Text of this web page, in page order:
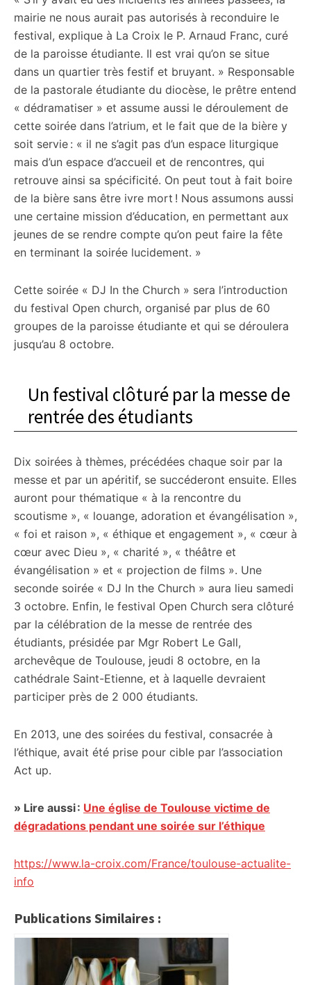
mairie ne nous aurait pas autorisés à reconduire le
festival, explique à La Croix le P. Arnaud Franc, curé
de la paroisse étudiante. Il est vrai qu’on se situe
dans un quartier très festif et bruyant. » Responsable
de la pastorale étudiante du diocèse, le prêtre entend
« dédramatiser » et assume aussi le déroulement de
cette soirée dans l’atrium, et le fait que de la bière y
soit servie : « il ne s’agit pas d’un espace liturgique
mais d’un espace d’accueil et de rencontres, qui
retrouve ainsi sa spécificité. On peut tout à fait boire
de la bière sans être ivre mort ! Nous assumons aussi
une certaine mission d’éducation, en permettant aux
jeunes de se rendre compte qu’on peut faire la fête
en terminant la soirée lucidement. »
Cette soirée « DJ In the Church » sera l’introduction
du festival Open church, organisé par plus de 60
groupes de la paroisse étudiante et qui se déroulera
jusqu’au 8 octobre.
Un festival clôturé par la messe de
rentrée des étudiants
Dix soirées à thèmes, précédées chaque soir par la
messe et par un apéritif, se succéderont ensuite. Elles
auront pour thématique « à la rencontre du
scoutisme », « louange, adoration et évangélisation »,
« foi et raison », « éthique et engagement », « cœur à
cœur avec Dieu », « charité », « théâtre et
évangélisation » et « projection de films ». Une
seconde soirée « DJ In the Church » aura lieu samedi
3 octobre. Enfin, le festival Open Church sera clôturé
par la célébration de la messe de rentrée des
étudiants, présidée par Mgr Robert Le Gall,
archevêque de Toulouse, jeudi 8 octobre, en la
cathédrale Saint-Etienne, et à laquelle devraient
participer près de 2 000 étudiants.
En 2013, une des soirées du festival, consacrée à
l’éthique, avait été prise pour cible par l’association
Act up.
» Lire aussi : Une église de Toulouse victime de
dégradations pendant une soirée sur l’éthique
https://www.la-croix.com/France/toulouse-actualite-
info
Publications Similaires :